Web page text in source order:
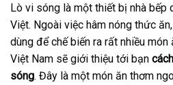
Lò vi sóng là một thiết bị nhà bếp
Việt. Ngoài việc hâm nóng thức
dùng để chế biến ra rất nhiều món
Việt Nam sẽ giới thiệu tới bạn
sóng. Đây là một món ăn thơm